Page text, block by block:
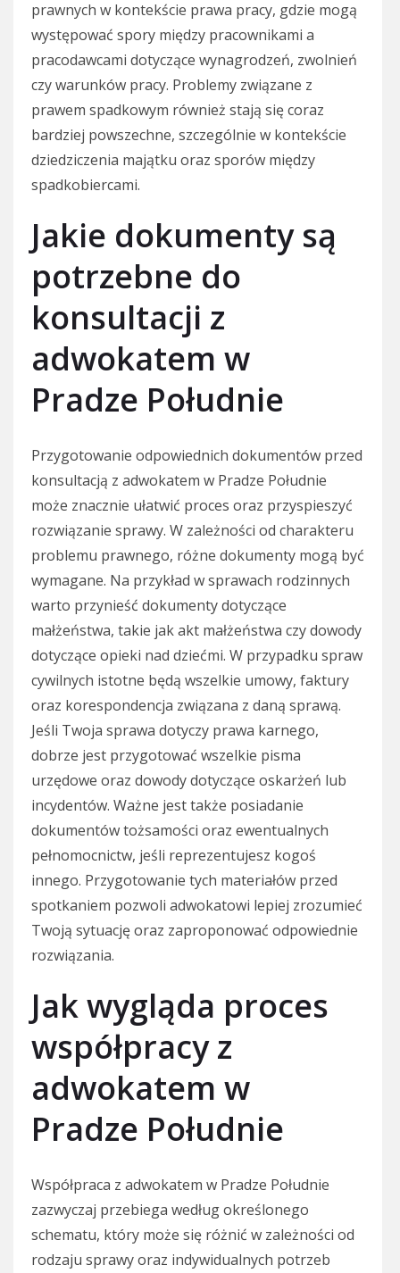
prawnych w kontekście prawa pracy, gdzie mogą
występować spory między pracownikami a
pracodawcami dotyczące wynagrodzeń, zwolnień
czy warunków pracy. Problemy związane z
prawem spadkowym również stają się coraz
bardziej powszechne, szczególnie w kontekście
dziedziczenia majątku oraz sporów między
spadkobiercami.
Jakie dokumenty są
potrzebne do
konsultacji z
adwokatem w
Pradze Południe
Przygotowanie odpowiednich dokumentów przed
konsultacją z adwokatem w Pradze Południe
może znacznie ułatwić proces oraz przyspieszyć
rozwiązanie sprawy. W zależności od charakteru
problemu prawnego, różne dokumenty mogą być
wymagane. Na przykład w sprawach rodzinnych
warto przynieść dokumenty dotyczące
małżeństwa, takie jak akt małżeństwa czy dowody
dotyczące opieki nad dziećmi. W przypadku spraw
cywilnych istotne będą wszelkie umowy, faktury
oraz korespondencja związana z daną sprawą.
Jeśli Twoja sprawa dotyczy prawa karnego,
dobrze jest przygotować wszelkie pisma
urzędowe oraz dowody dotyczące oskarżeń lub
incydentów. Ważne jest także posiadanie
dokumentów tożsamości oraz ewentualnych
pełnomocnictw, jeśli reprezentujesz kogoś
innego. Przygotowanie tych materiałów przed
spotkaniem pozwoli adwokatowi lepiej zrozumieć
Twoją sytuację oraz zaproponować odpowiednie
rozwiązania.
Jak wygląda proces
współpracy z
adwokatem w
Pradze Południe
Współpraca z adwokatem w Pradze Południe
zazwyczaj przebiega według określonego
schematu, który może się różnić w zależności od
rodzaju sprawy oraz indywidualnych potrzeb